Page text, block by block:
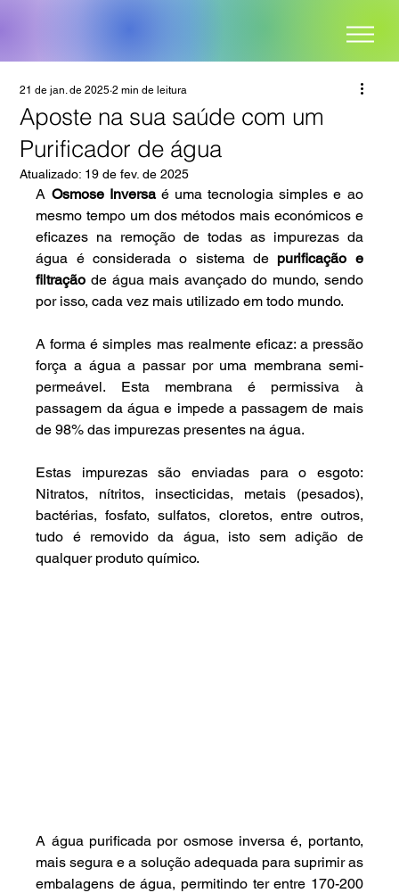
Aposte na sua saúde com um
Purificador de água
21 de jan. de 2025 2 min de leitura
Atualizado: 19 de fev. de 2025
A Osmose Inversa é uma tecnologia simples e ao
mesmo tempo um dos métodos mais económicos e
eficazes na remoção de todas as impurezas da
água é considerada o sistema de purificação e
filtração de água mais avançado do mundo, sendo
por isso, cada vez mais utilizado em todo mundo.
A forma é simples mas realmente eficaz: a pressão
força a água a passar por uma membrana semi-
permeável. Esta membrana é permissiva à
passagem da água e impede a passagem de mais
de 98% das impurezas presentes na água.
Estas impurezas são enviadas para o esgoto:
Nitratos, nítritos, insecticidas, metais (pesados),
bactérias, fosfato, sulfatos, cloretos, entre outros,
tudo é removido da água, isto sem adição de
qualquer produto químico.
A água purificada por osmose inversa é, portanto,
mais segura e a solução adequada para suprimir as
embalagens de água, permitindo ter entre 170-200